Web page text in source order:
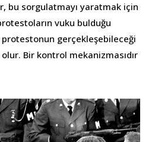
bu sorgulatmayı yaratmak için
vuku bulduğu
gerçekleşebileceği
olur. Bir kontrol mekanizmasıdır